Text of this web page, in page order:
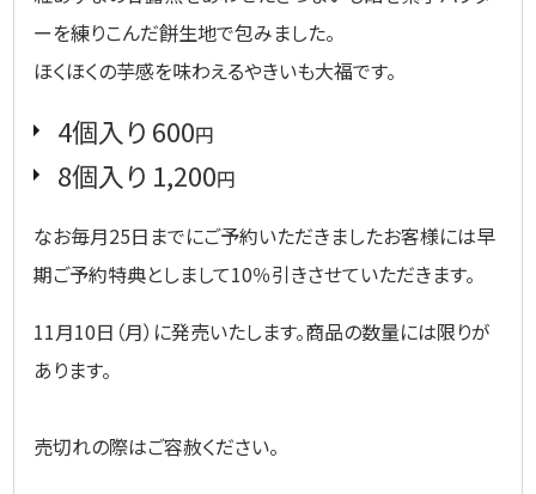
ーを練りこんだ餅生地で包みました。
ほくほくの芋感を味わえるやきいも大福です。
4個入り 600円
8個入り 1,200円
なお毎月25日までにご予約いただきましたお客様には早
期ご予約特典としまして10％引きさせていただきます。
11月10日（月）に発売いたします。商品の数量には限りが
あります。
売切れの際はご容赦ください。